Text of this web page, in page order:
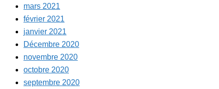
mars 2021
février 2021
janvier 2021
Décembre 2020
novembre 2020
octobre 2020
septembre 2020